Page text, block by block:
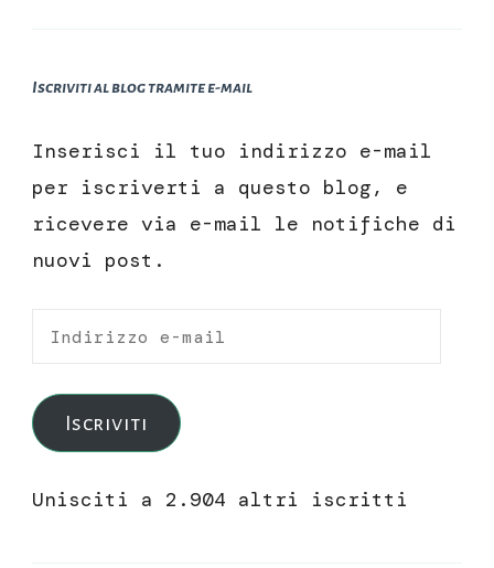
Iscriviti al blog tramite e-mail
Inserisci il tuo indirizzo e-mail
per iscriverti a questo blog, e
ricevere via e-mail le notifiche di
nuovi post.
Indirizzo
mail
Iscriviti
Unisciti a 2.904 altri iscritti